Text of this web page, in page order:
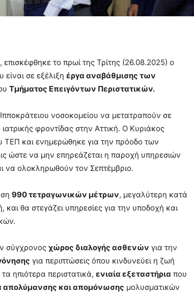
, επισκέφθηκε το πρωί της Τρίτης (26.08.2025) ο
είναι σε εξέλιξη έργα αναβάθμισης των
Τμήματος Επειγόντων Περιστατικών.
νοσοκομείου να μετατραπούν σε
φροντίδας στην Αττική. Ο Κυριάκος
και ενημερώθηκε για την πρόοδο των
ώστε να μην επηρεάζεται η παροχή υπηρεσιών
να ολοκληρωθούν τον Σεπτέμβριο.
990 τετραγωνικών μέτρων, μεγαλύτερη κατά
θα στεγάζει υπηρεσίες για την υποδοχή και
σύγχρονος χώρος διαλογής ασθενών για την
για περιπτώσεις όπου κινδυνεύει η ζωή
ηπιότερα περιστατικά, ενιαία εξεταστήρια που
απολύμανσης και απομόνωσης μολυσματικών